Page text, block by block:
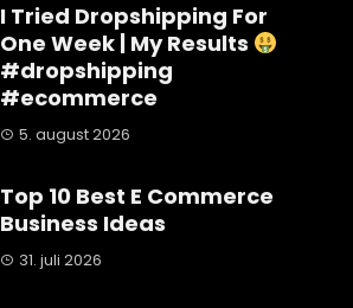
I Tried Dropshipping For
One Week | My Results
#dropshipping
#ecommerce
5. august 2026
Top 10 Best E Commerce
Business Ideas
31. juli 2026